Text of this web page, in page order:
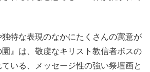
特な表現のなかにたくさんの寓意が
』は、敬虔なキリスト教信者ボスの
いる、メッセージ性の強い祭壇画と